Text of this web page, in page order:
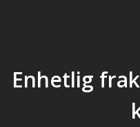
Enhetlig